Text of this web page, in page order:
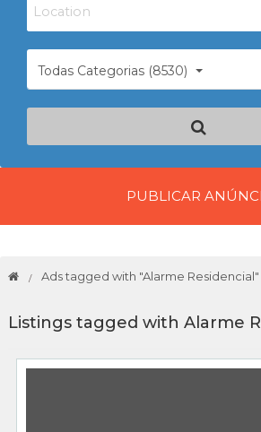
Todas Categorias (8530)
PUBLICAR
Ads tagged with "Alarme Residencial"
Listings tagged with Alarme